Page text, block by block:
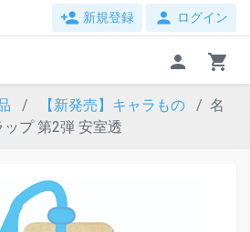
person_add 新規登録 person ログイン
person shopping_cart
【新発売】キャラもの
名
プ 第2弾 安室透